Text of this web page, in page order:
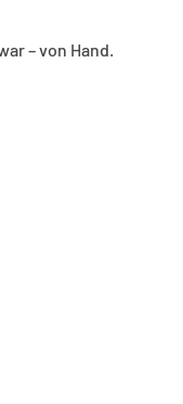
– von Hand.